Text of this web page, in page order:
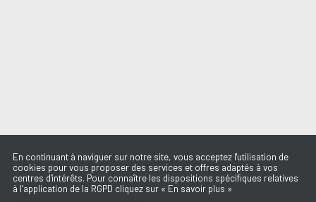
THE FATE OF
En continuant à naviguer sur notre site, vous acceptez l'utilisation de
cookies pour vous proposer des services et offres adaptés à vos
centres d'intérêts. Pour connaître les dispositions spécifiques relatives
à l’application de la RGPD cliquez sur « En savoir plus »